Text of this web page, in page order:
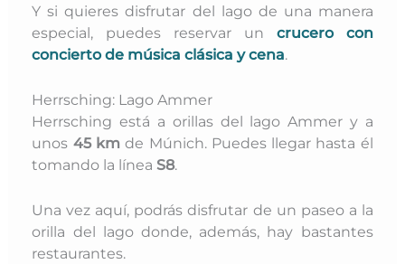
Y si quieres disfrutar del lago de una manera
especial, puedes reservar un crucero con
concierto de música clásica y cena.
Herrsching: Lago Ammer
Herrsching está a orillas del lago Ammer y a
unos 45 kmde Múnich. Puedes llegar hasta él
tomando la líneaS8.
Una vez aquí, podrás disfrutar de un paseo a la
orilla del lago donde, además, hay bastantes
restaurantes.